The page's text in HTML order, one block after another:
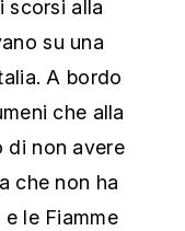
scorsi alla
su una
A bordo
che alla
di non avere
che non ha
le Fiamme